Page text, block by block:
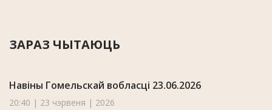
ЗАРАЗ ЧЫТАЮЦЬ
Навіны Гомельскай вобласці 23.06.2026
20:40 | 23 чэрвеня | 2026